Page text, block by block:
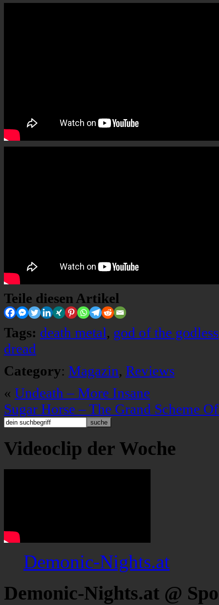
Teile diesen Artikel
Tags: death metal, god of the godless
dread
Category: Magazin, Reviews
« Undeath – More Insane
Sugar Horse – The Grand Scheme
Videoclip der Woche
Demonic-Nights.at
Demonic-Nights.at @